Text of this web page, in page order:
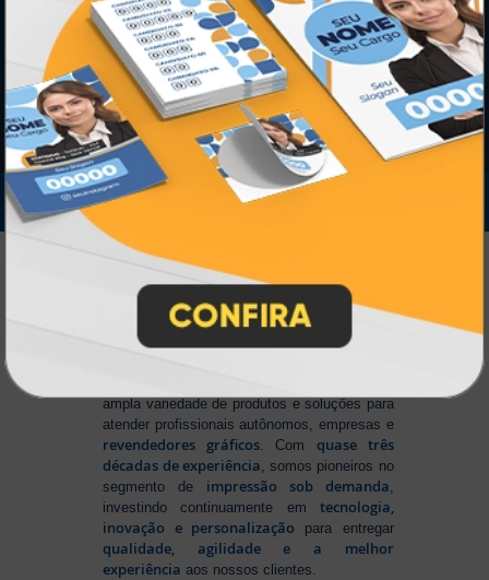
IMPRA INDUSTRIA GRAFICA LTDA | CNPJ: 28.045.354/0002-52
Atual Card © 2026. Todos os direitos reservados.
Atual Card: A Gráfica Pioneira em
Personalização Online
ampla variedade de produtos e soluções para
atender profissionais autônomos, empresas e
revendedores gráficos. Comquase três
décadas de experiência , somos pioneiros no
segmento de impressão sob demanda
investindo continuamente em tecnologia,
inovação e personalização para entregar
qualidade, agilidade e a melhor
experiência aos nossos clientes.